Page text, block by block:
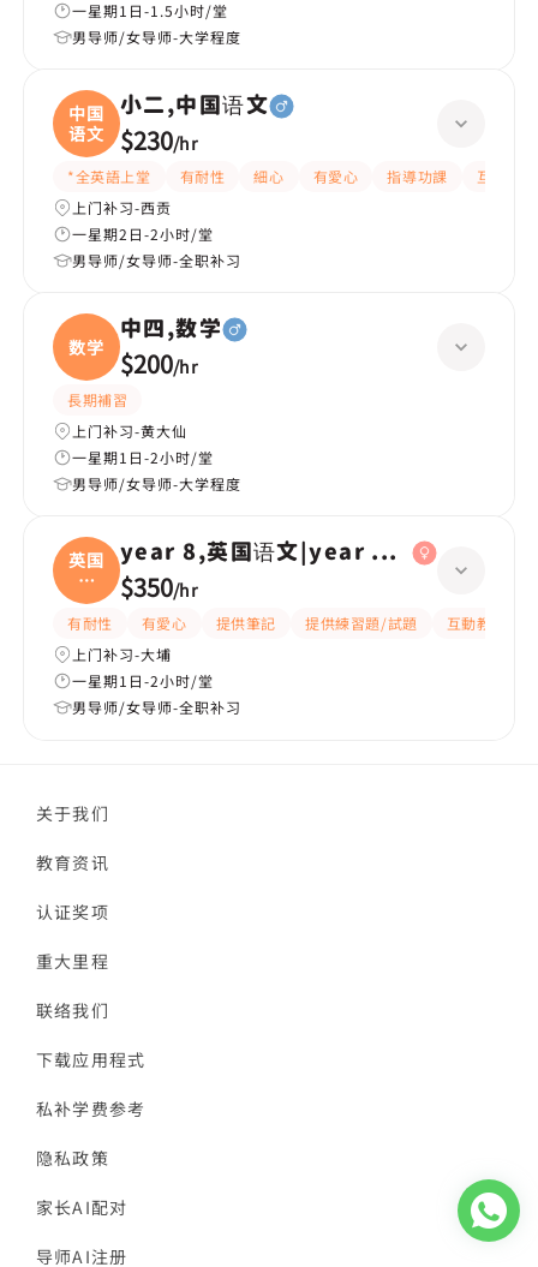
一星期1日-1.5小时/堂
男导师/女导师-大学程度
中国
语文
小二,中国语文
$230/hr
*全英語上堂 有耐性 細心 有愛心 指導功課
互動教學
上门补习-西贡
一星期2日-2小时/堂
男导师/女导师-全职补习
数学
中四,数学
$200/hr
長期補習
上门补习-黄大仙
一星期1日-2小时/堂
男导师/女导师-大学程度
英国
语
文|
year 8,英国语文|year 6,英国语文
$350/hr
有耐性 有愛心 提供筆記 提供練習題/試題 互動教學
上门补习-大埔
一星期1日-2小时/堂
男导师/女导师-全职补习
关于我们
教育资讯
认证奖项
重大里程
联络我们
下载应用程式
私补学费参考
隐私政策
家长AI配对
导师AI注册